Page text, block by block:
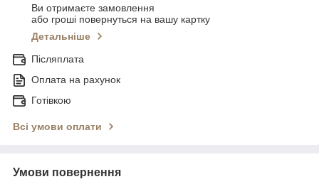
Ви отримаєте замовлення
або гроші повернуться на вашу картку
Детальніше
Післяплата
Оплата на рахунок
Готівкою
Всі умови оплати
Умови повернення